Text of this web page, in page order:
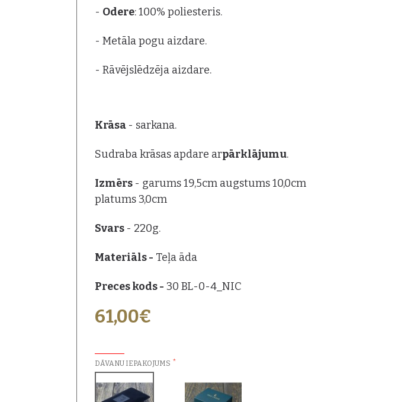
- Odere: 100% poliesteris.
- Metāla pogu aizdare.
- Rāvējslēdzēja aizdare.
Krāsa - sarkana.
Sudraba krāsas apdare arpārklājumu.
Izmērs - garums 19,5cm augstums 10,0cm
platums 3,0cm
Svars - 220g.
Materiāls - Teļa āda
Preces kods - 30 BL-0-4_NIC
61,00€
DĀVANU IEPAKOJUMS